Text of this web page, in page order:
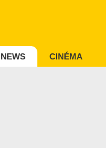
NEWS CINÉMA